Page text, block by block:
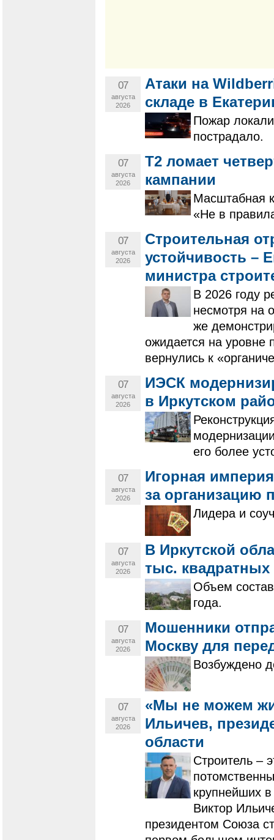
07
августа
2026
Атаки на
складе в
Пожар
пострадало.
07
августа
2026
Т2 ломает
кампании
Масштабная
«Не в
07
августа
2026
Строительная
устойчивость –
министра
В 2026 году
несмотря на
же
ожидается на уровне
вернулись к
07
августа
2026
ИЭСК
в Иркутском
его более
07
августа
2026
Игорная
за организацию
Лидера и
07
августа
2026
В Иркутской
тыс.
Объем
года.
07
августа
2026
Мошенники
Москву для
Возбуждено
07
августа
2026
«Мы не можем
Ильичев,
области
Строитель –
крупнейших
Виктор
президентом Союза